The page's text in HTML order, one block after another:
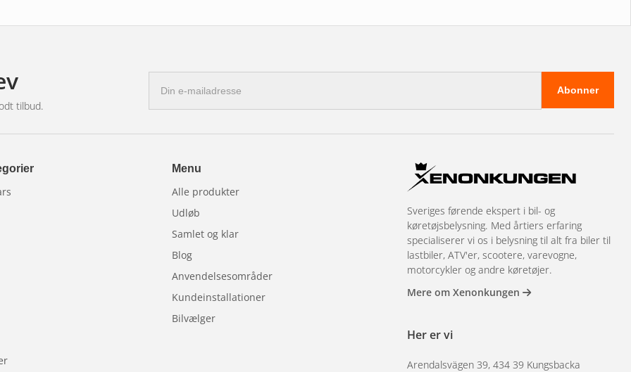
via Play Store.
på nye opskrifter til flere biler, så
tilbud.
mail-
adresse
Abonner
Menu
Alle produkter
Udløb
Samlet og klar
Blog
Anvendelsesområder
Kundeinstallationer
Bilvælger
Sveriges førende ekspert i bil- og
køretøjsbelysning. Med årtiers erfaring
specialiserer vi os i belysning til alt fra biler til
lastbiler, ATV'er, scootere, varevogne,
motorcykler og andre køretøjer.
Mere om Xenonkungen
Her er vi
Arendalsvägen 39, 434 39 Kungsbacka